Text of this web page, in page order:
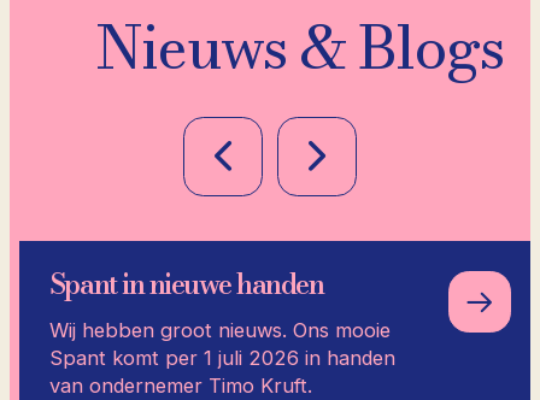
Nieuws & Blogs
Spant in nieuwe handen
Wij hebben groot nieuws. Ons mooie
Spant komt per 1 juli 2026 in handen
van ondernemer Timo Kruft.